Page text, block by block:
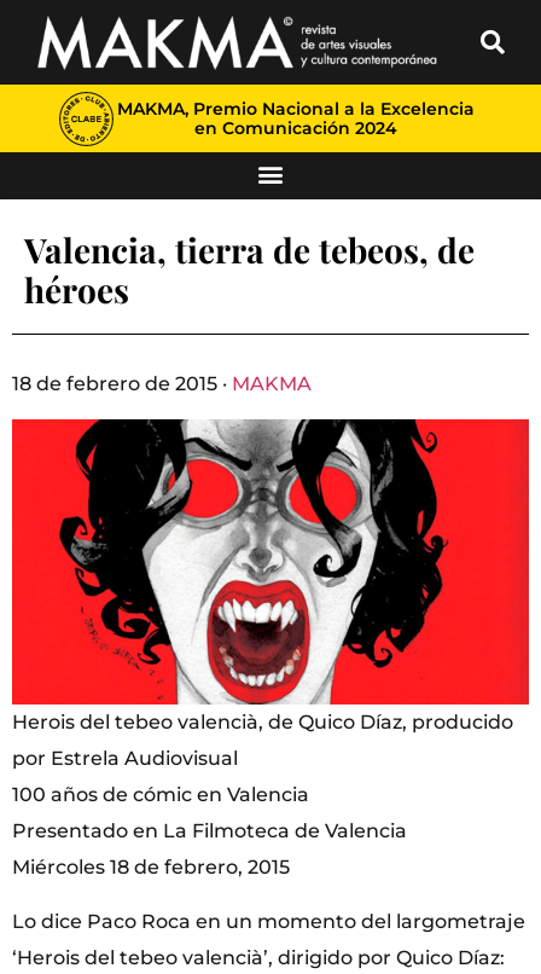
MAKMA, Premio Nacional a la Excelencia
en Comunicación 2024
Valencia, tierra de tebeos, de
héroes
18 de febrero de 2015 · MAKMA
Herois del tebeo valencià, de Quico Díaz, producido
por Estrela Audiovisual
100 años de cómic en Valencia
Presentado en La Filmoteca de Valencia
Miércoles 18 de febrero, 2015
Lo dice Paco Roca en un momento del largometraje
‘Herois del tebeo valencià’, dirigido por Quico Díaz: